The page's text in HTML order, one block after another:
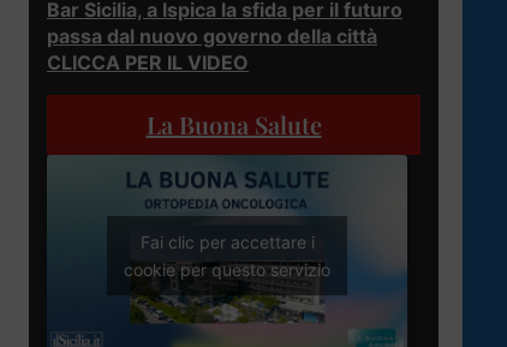
Bar Sicilia, a Ispica la sfida per il futuro
passa dal nuovo governo della città
CLICCA PER IL VIDEO
La Buona Salute
Fai clic per accettare i
cookie per questo servizio